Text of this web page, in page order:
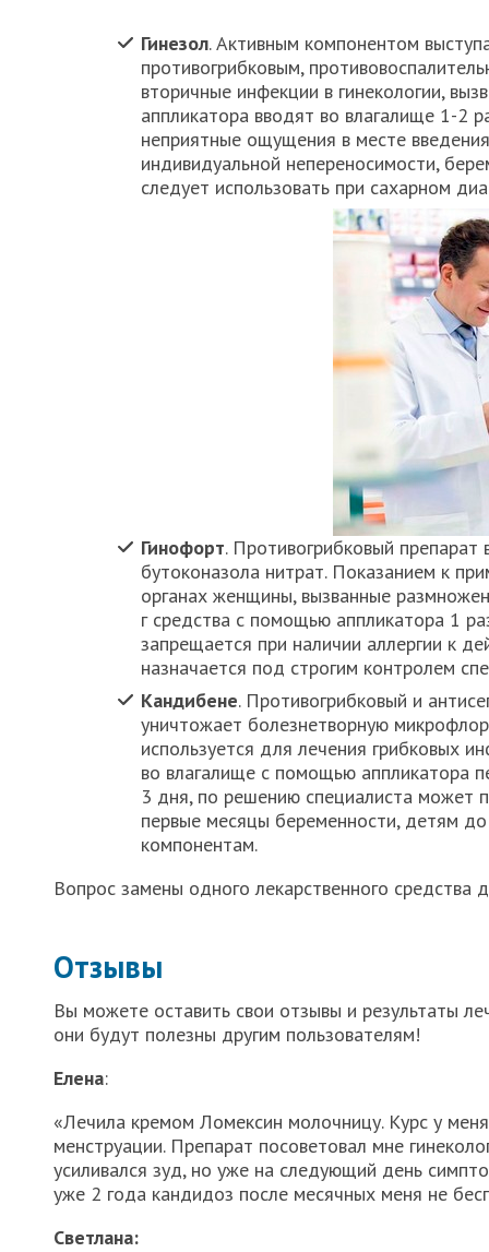
Гинезол. Активным компонентом
противогрибковым,
вторичные инфекции в гинекологии,
аппликатора вводят во влагалище 1-2
неприятные ощущения в месте
индивидуальной непереносимости,
следует использовать при сахарном
Гинофорт. Противогрибковый
бутоконазола нитрат. Показанием к
органах женщины, вызванные
г средства с помощью аппликатора 1
запрещается при наличии аллергии к
назначается под строгим контролем
Кандибене. Противогрибковый и
уничтожает болезнетворную
используется для лечения грибковых
во влагалище с помощью аппликатора
3 дня, по решению специалиста может
первые месяцы беременности, детям
компонентам.
Вопрос замены одного лекарственного
Отзывы
Вы можете оставить свои отзывы и результаты
они будут полезны другим пользователям!
Елена:
«Лечила кремом Ломексин молочницу. Курс у
менструации. Препарат посоветовал мне
усиливался зуд, но уже на следующий день
уже 2 года кандидоз после месячных меня не
Светлана: